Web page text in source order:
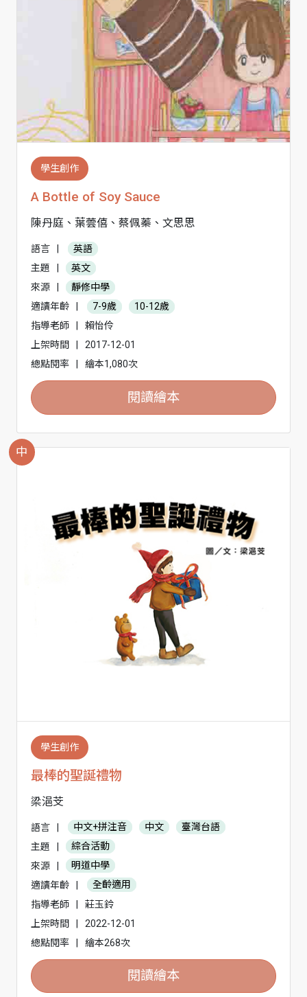
學生創作
A Bottle of Soy Sauce
陳丹庭、葉蕓僖、蔡佩蓁、文思思
語言
英語
主題
英文
來源
靜修中學
適讀年齡
7-9歲
10-12歲
指導老師
賴怡伶
上架時間
2017-12-01
總點閱率
繪本1,080次
閱讀繪本
中
學生創作
最棒的聖誕禮物
梁浥芠
語言 | 中文+拼注音 中文
臺灣台語
主題
|
綜合活動
來源
|
明道中學
適讀年齡
|
全齡適用
指導老師
|
莊玉鈴
上架時間
|
2022-12-01
總點閱率
| 繪本268次
閱讀繪本